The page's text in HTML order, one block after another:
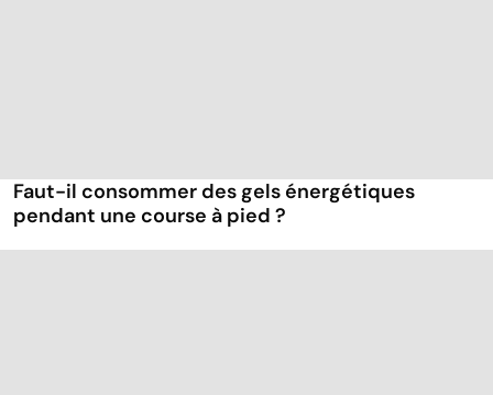
Faut-il consommer des gels énergétiques
pendant une course à pied ?